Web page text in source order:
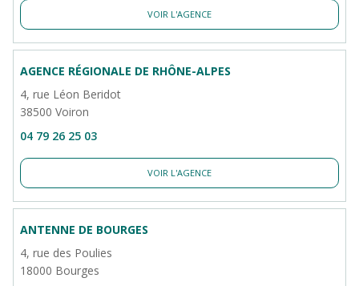
VOIR L'AGENCE
AGENCE RÉGIONALE DE RHÔNE-ALPES
4, rue Léon Beridot
38500 Voiron
04 79 26 25 03
VOIR L'AGENCE
ANTENNE DE BOURGES
4, rue des Poulies
18000 Bourges